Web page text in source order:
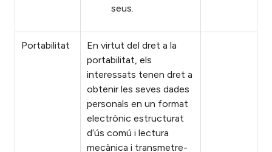
seus.
Portabilitat
En virtut del dret a la
portabilitat, els
interessats tenen dret a
obtenir les seves dades
personals en un format
electrònic estructurat
d’ús comú i lectura
mecànica i transmetre-